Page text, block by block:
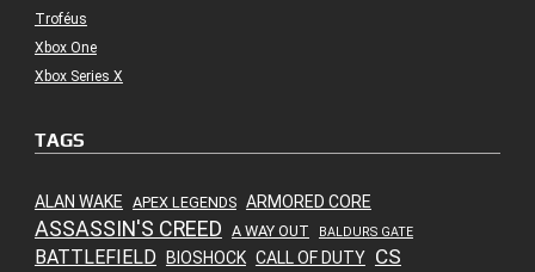
Troféus
Xbox One
Xbox Series X
TAGS
ALAN WAKE APEX LEGENDS ARMORED CORE
ASSASSIN'S CREED A WAY OUT BALDURS GATE
BATTLEFIELD BIOSHOCK CALL OF DUTY CS